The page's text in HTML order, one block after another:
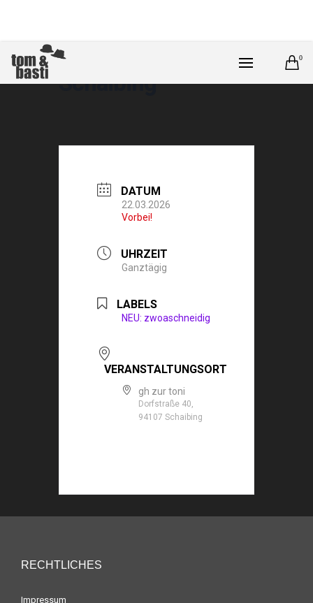
0
Schaibing
DATUM
22.03.2026
Vorbei!
UHRZEIT
Ganztägig
LABELS
NEU: zwoaschneidig
VERANSTALTUNGSORT
gh zur toni
Dorfstraße 40,
94107 Schaibing
RECHTLICHES
Impressum